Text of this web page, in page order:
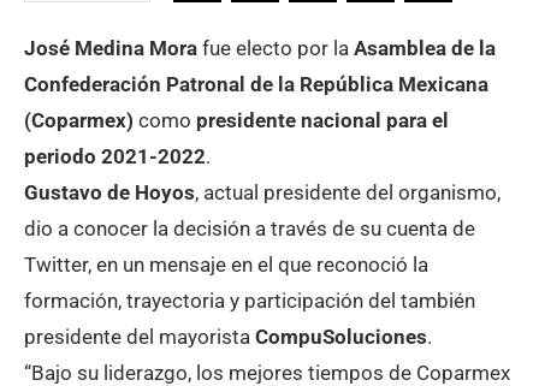
José Medina Mora fue electo por la Asamblea de la
Confederación Patronal de la República Mexicana
(Coparmex) como presidente nacional para el
periodo 2021-2022.
Gustavo de Hoyos, actual presidente del organismo,
dio a conocer la decisión a través de su cuenta de
Twitter, en un mensaje en el que reconoció la
formación, trayectoria y participación del también
presidente del mayorista CompuSoluciones.
“Bajo su liderazgo, los mejores tiempos de Coparmex